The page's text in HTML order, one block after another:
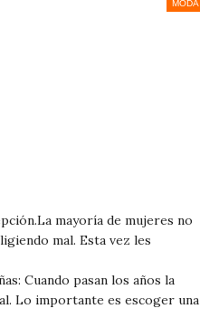
MODA
mayoría de mujeres no
mal. Esta vez les
Cuando pasan los años la
Lo importante es escoger una